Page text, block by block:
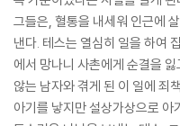
그들은, 혈통을 내세워 인근에
낸다. 테스는 열심히 일을 하여
에서 망나니 사촌에게 순결을
않는 남자와 겪게 된 이 일에 죄
아기를 낳지만 설상가상으로 아